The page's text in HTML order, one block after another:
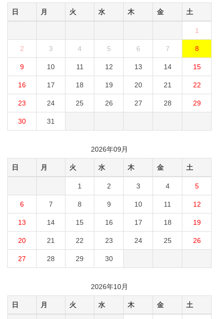
日 月 火 水 木 金 土
1
2 3 4 5 6 7 8
9 10 11 12 13 14 15
16 17 18 19 20 21 22
23 24 25 26 27 28 29
30 31
2026年09月
日 月 火 水 木 金 土
1 2 3 4 5
6 7 8 9 10 11 12
13 14 15 16 17 18 19
20 21 22 23 24 25 26
27 28 29 30
2026年10月
日 月 火 水 木 金 土